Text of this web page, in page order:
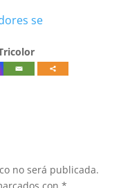
se
no será publicada.